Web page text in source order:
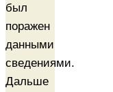
был
поражен
данными
сведениями.
Дальше